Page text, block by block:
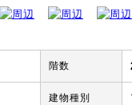
階数
建物種別